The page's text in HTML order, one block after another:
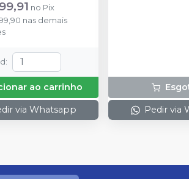
luz.
no Pix
nas demais
:
ao carrinho
via Whatsapp Pedir via